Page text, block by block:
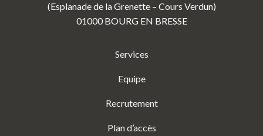
(Esplanade de la Grenette – Cours Verdun)
01000 BOURG EN BRESSE
Services
Equipe
Recrutement
Plan d’accès